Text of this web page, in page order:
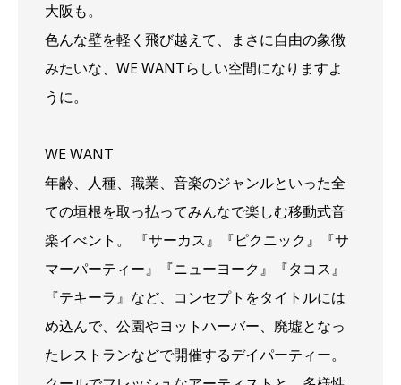
大阪も。
色んな壁を軽く飛び越えて、まさに自由の象徴
みたいな、WE WANTらしい空間になりますよ
うに。
WE WANT
年齢、人種、職業、音楽のジャンルといった全
ての垣根を取っ払ってみんなで楽しむ移動式音
楽イべント。 『サーカス』『ピクニック』『サ
マーパーティー』『ニューヨーク』『タコス』
『テキーラ』など、コンセプトをタイトルには
め込んで、公園やヨットハーバー、廃墟となっ
たレストランなどで開催するデイパーティー。